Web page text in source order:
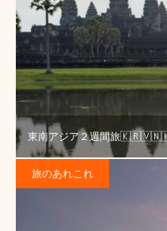
東南アジア２週間旅
旅のあれこれ